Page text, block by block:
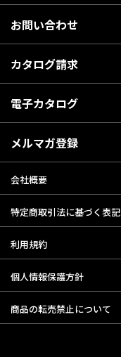
お問い合わせ
カタログ請求
電子カタログ
メルマガ登録
会社概要
特定商取引法に基づく表記
利用規約
個人情報保護方針
商品の転売禁止について